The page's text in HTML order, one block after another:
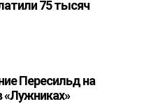
75 тысяч
Пересильд на
«Лужниках»